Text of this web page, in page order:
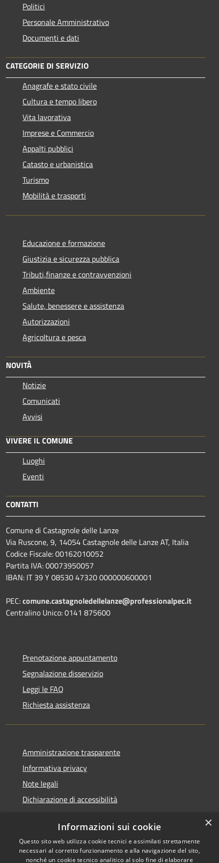
Politici
Personale Amministrativo
Documenti e dati
CATEGORIE DI SERVIZIO
Anagrafe e stato civile
Cultura e tempo libero
Vita lavorativa
Imprese e Commercio
Appalti pubblici
Catasto e urbanistica
Turismo
Mobilità e trasporti
Educazione e formazione
Giustizia e sicurezza pubblica
Tributi,finanze e contravvenzioni
Ambiente
Salute, benessere e assistenza
Autorizzazioni
Agricoltura e pesca
NOVITÀ
Notizie
Comunicati
Avvisi
VIVERE IL COMUNE
Luoghi
Eventi
CONTATTI
Comune di Castagnole delle Lanze
Via Ruscone, 9, 14054 Castagnole delle Lanze AT, Italia
Codice Fiscale: 00162010052
Partita IVA: 00073950057
IBAN: IT 39 Y 08530 47320 000000600001
PEC:comune.castagnoledellelanze@professionalpec.it
Centralino Unico: 0141 875600
Prenotazione appuntamento
Segnalazione disservizio
Leggi le FAQ
Richiesta assistenza
Amministrazione trasparente
Informativa privacy
Note legali
Dichiarazione di accessibilità
RSS
Accessibilità
Comune convenzionato
Astigov
×
Informazioni sui cookie
Questo sito web utilizza cookie tecnici e assimilati strettamente
necessari al corretto funzionamento e alla navigazione del sito,
nonché un cookie tecnico analitico al solo fine di elaborare